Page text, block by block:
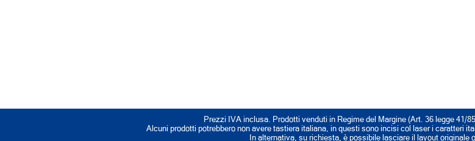
Prezzi IVA inclusa. Prodotti venduti in Regime del Margine (Art. 36 legge 41/
Alcuni prodotti potrebbero non avere tastiera italiana, in questi sono incisi col laser i caratteri
In alternativa, su richiesta, è possibile lasciare il layout originale